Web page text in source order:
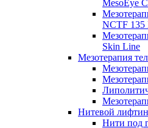
MesoEye
NCTF 135
Skin Line
Мезотерапия
Нитевой
Нити под